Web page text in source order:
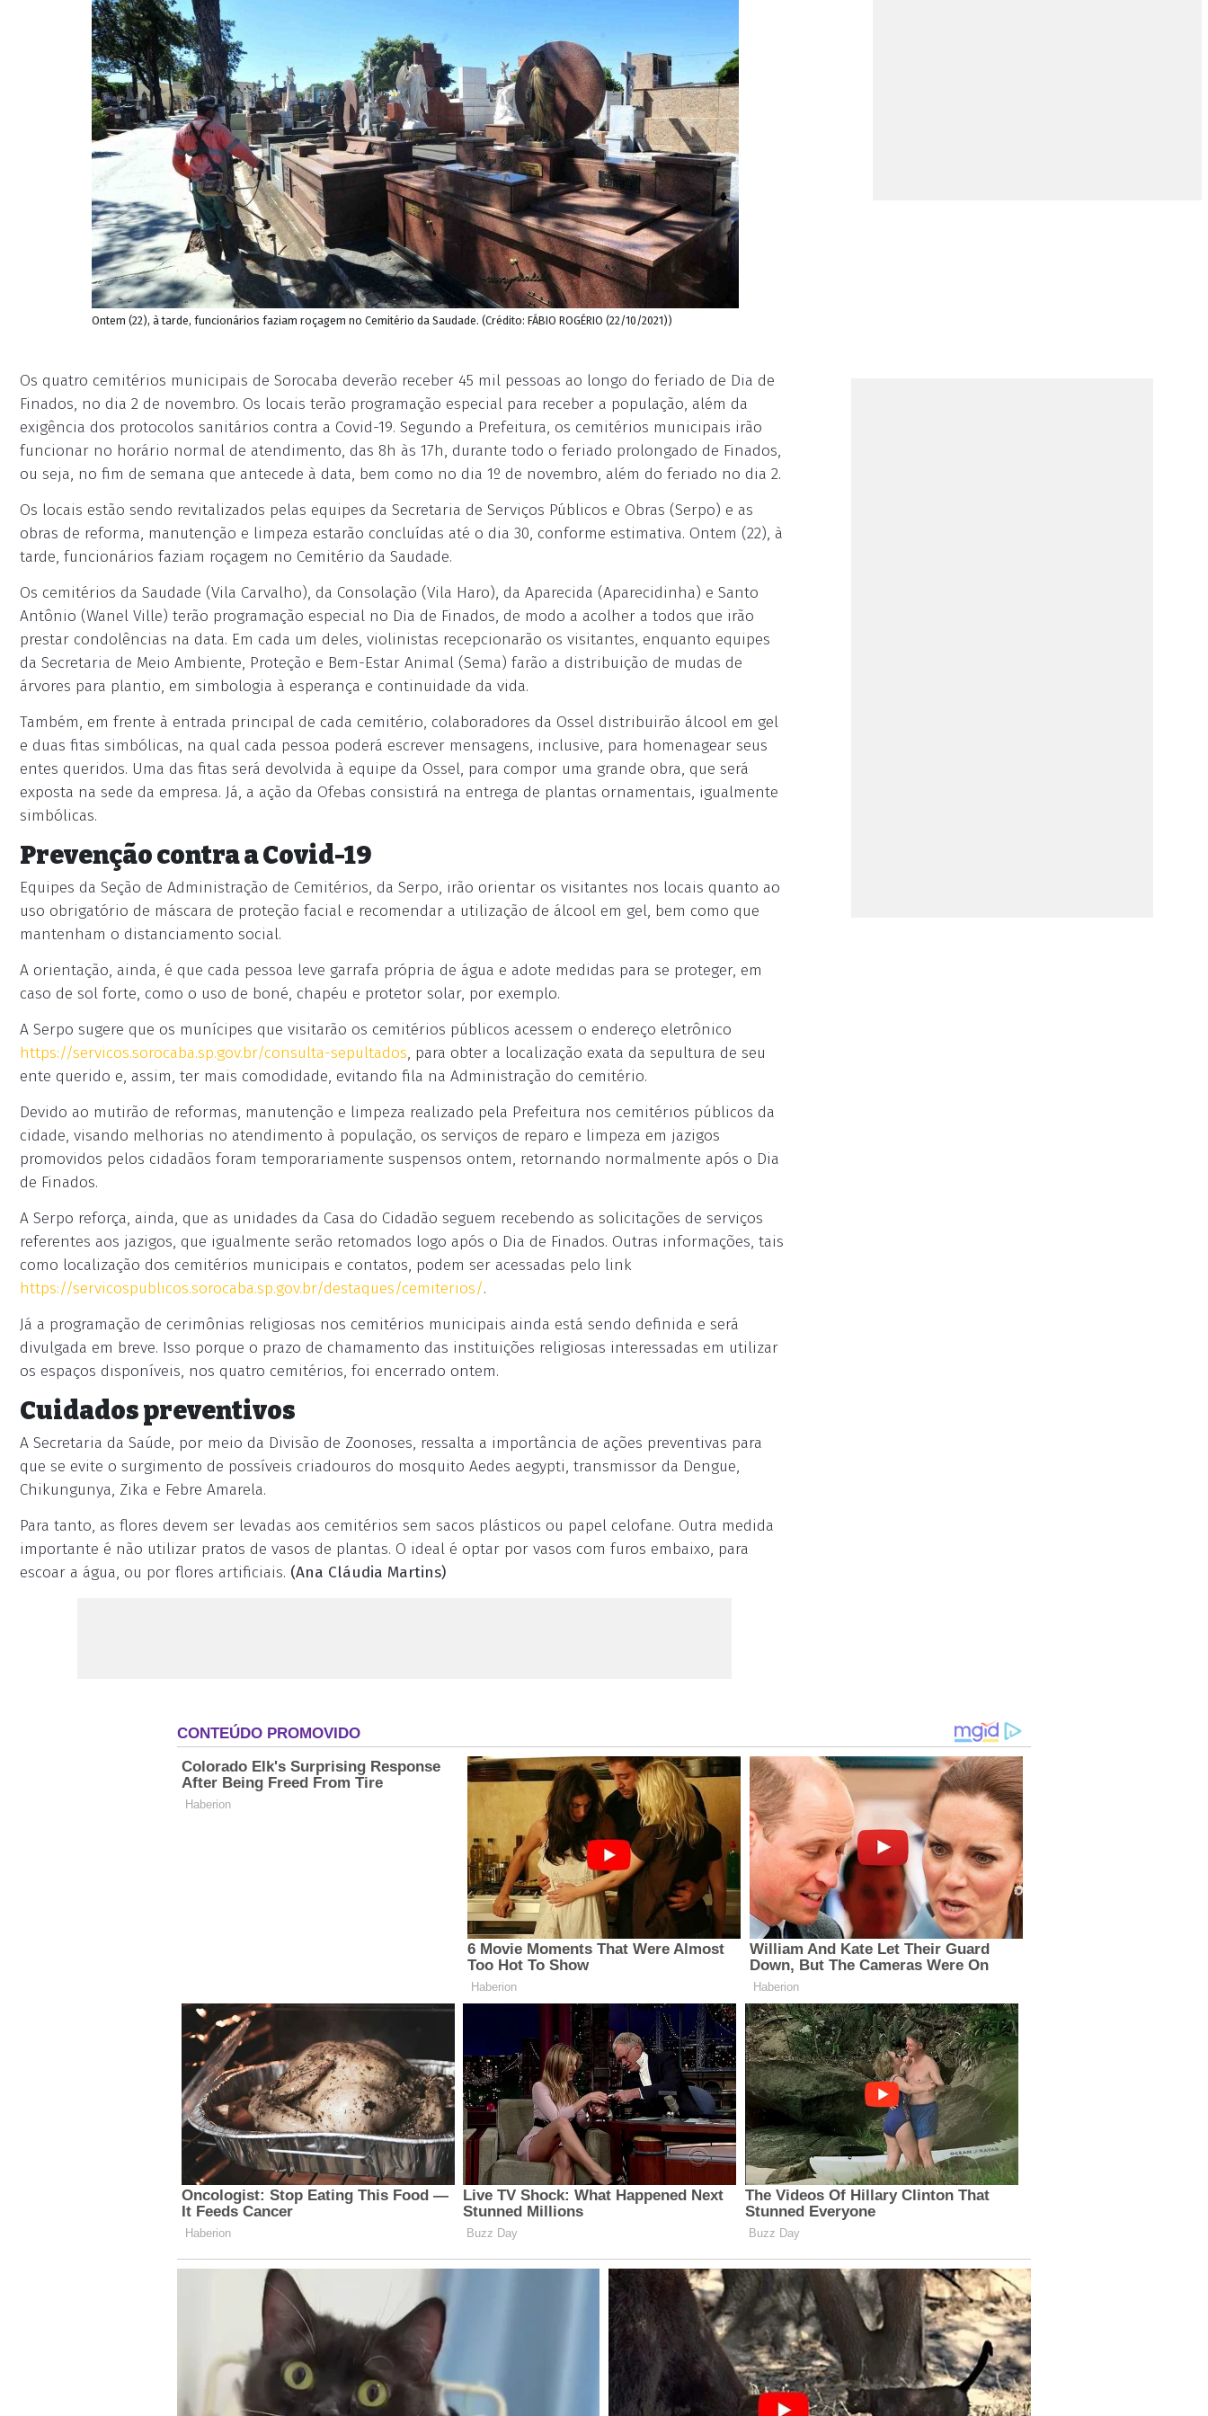
Ontem (22), à tarde, funcionários faziam roçagem no Cemitério da Saudade. (Crédito: FÁBIO ROGÉRIO (22/10/2021))
Os quatro cemitérios municipais de Sorocaba deverão receber 45 mil pessoas ao longo do feriado de Dia de
Finados, no dia 2 de novembro. Os locais terão programação especial para receber a população, além da
exigência dos protocolos sanitários contra a Covid-19. Segundo a Prefeitura, os cemitérios municipais irão
funcionar no horário normal de atendimento, das 8h às 17h, durante todo o feriado prolongado de Finados,
ou seja, no fim de semana que antecede à data, bem como no dia 1º de novembro, além do feriado no dia 2.
Os locais estão sendo revitalizados pelas equipes da Secretaria de Serviços Públicos e Obras (Serpo) e as
obras de reforma, manutenção e limpeza estarão concluídas até o dia 30, conforme estimativa. Ontem (22), à
tarde, funcionários faziam roçagem no Cemitério da Saudade.
Os cemitérios da Saudade (Vila Carvalho), da Consolação (Vila Haro), da Aparecida (Aparecidinha) e Santo
Antônio (Wanel Ville) terão programação especial no Dia de Finados, de modo a acolher a todos que irão
prestar condolências na data. Em cada um deles, violinistas recepcionarão os visitantes, enquanto equipes
da Secretaria de Meio Ambiente, Proteção e Bem-Estar Animal (Sema) farão a distribuição de mudas de
árvores para plantio, em simbologia à esperança e continuidade da vida.
Também, em frente à entrada principal de cada cemitério, colaboradores da Ossel distribuirão álcool em gel
e duas fitas simbólicas, na qual cada pessoa poderá escrever mensagens, inclusive, para homenagear seus
entes queridos. Uma das fitas será devolvida à equipe da Ossel, para compor uma grande obra, que será
exposta na sede da empresa. Já, a ação da Ofebas consistirá na entrega de plantas ornamentais, igualmente
simbólicas.
Prevenção contra a Covid-19
Equipes da Seção de Administração de Cemitérios, da Serpo, irão orientar os visitantes nos locais quanto ao
uso obrigatório de máscara de proteção facial e recomendar a utilização de álcool em gel, bem como que
mantenham o distanciamento social.
A orientação, ainda, é que cada pessoa leve garrafa própria de água e adote medidas para se proteger, em
caso de sol forte, como o uso de boné, chapéu e protetor solar, por exemplo.
A Serpo sugere que os munícipes que visitarão os cemitérios públicos acessem o endereço eletrônico
https://servicos.sorocaba.sp.gov.br/consulta-sepultados, para obter a localização exata da sepultura de seu
ente querido e, assim, ter mais comodidade, evitando fila na Administração do cemitério.
Devido ao mutirão de reformas, manutenção e limpeza realizado pela Prefeitura nos cemitérios públicos da
cidade, visando melhorias no atendimento à população, os serviços de reparo e limpeza em jazigos
promovidos pelos cidadãos foram temporariamente suspensos ontem, retornando normalmente após o Dia
de Finados.
A Serpo reforça, ainda, que as unidades da Casa do Cidadão seguem recebendo as solicitações de serviços
referentes aos jazigos, que igualmente serão retomados logo após o Dia de Finados. Outras informações, tais
como localização dos cemitérios municipais e contatos, podem ser acessadas pelo link
https://servicospublicos.sorocaba.sp.gov.br/destaques/cemiterios/.
Já a programação de cerimônias religiosas nos cemitérios municipais ainda está sendo definida e será
divulgada em breve. Isso porque o prazo de chamamento das instituições religiosas interessadas em utilizar
os espaços disponíveis, nos quatro cemitérios, foi encerrado ontem.
Cuidados preventivos
A Secretaria da Saúde, por meio da Divisão de Zoonoses, ressalta a importância de ações preventivas para
que se evite o surgimento de possíveis criadouros do mosquito Aedes aegypti, transmissor da Dengue,
Chikungunya, Zika e Febre Amarela.
Para tanto, as flores devem ser levadas aos cemitérios sem sacos plásticos ou papel celofane. Outra medida
importante é não utilizar pratos de vasos de plantas. O ideal é optar por vasos com furos embaixo, para
escoar a água, ou por flores artificiais. (Ana Cláudia Martins)